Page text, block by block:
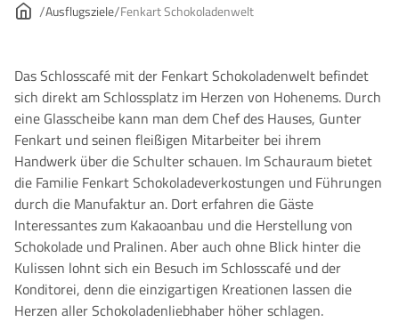
Ausflugsziele Fenkart Schokoladenwelt
Das Schlosscafé mit der Fenkart Schokoladenwelt befindet
sich direkt am Schlossplatz im Herzen von Hohenems. Durch
eine Glasscheibe kann man dem Chef des Hauses, Gunter
Fenkart und seinen fleißigen Mitarbeiter bei ihrem
Handwerk über die Schulter schauen. Im Schauraum bietet
die Familie Fenkart Schokoladeverkostungen und Führungen
durch die Manufaktur an. Dort erfahren die Gäste
Interessantes zum Kakaoanbau und die Herstellung von
Schokolade und Pralinen. Aber auch ohne Blick hinter die
Kulissen lohnt sich ein Besuch im Schlosscafé und der
Konditorei, denn die einzigartigen Kreationen lassen die
Herzen aller Schokoladenliebhaber höher schlagen.